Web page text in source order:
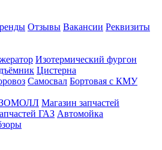
Отзывы Вакансии Реквизиты
Изотермический фургон
Цистерна
Самосвал Бортовая с КМУ
Магазин запчастей
ГАЗ Автомойка